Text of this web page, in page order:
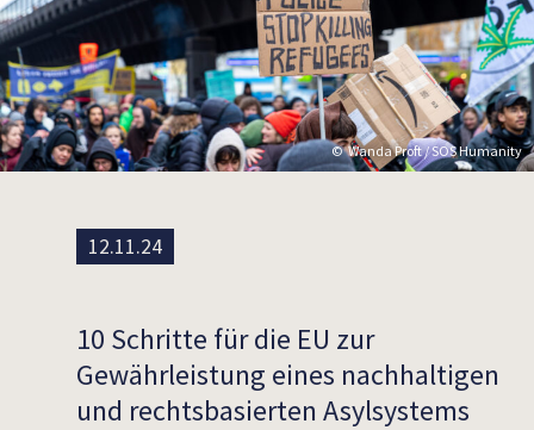
Wanda Proft / SOS Humanity
12.11.24
10 Schritte für die EU zur
Gewährleistung eines nachhaltigen
und rechtsbasierten Asylsystems